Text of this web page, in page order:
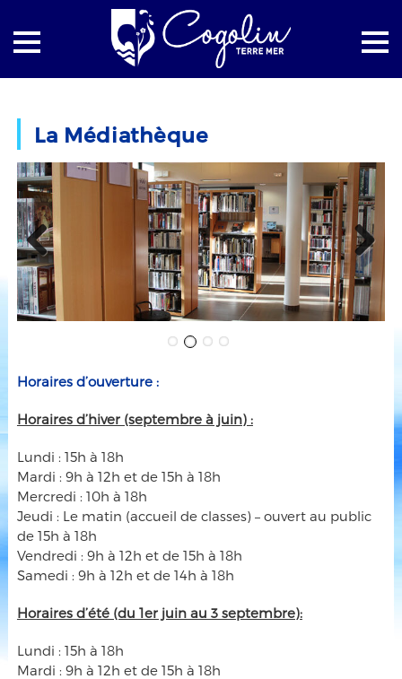
La Médiathèque
Previous Next
Horaires d’ouverture :
Horaires d’hiver (septembre à juin) :
Lundi : 15h à 18h
Mardi : 9h à 12h et de 15h à 18h
Mercredi : 10h à 18h
Jeudi : Le matin (accueil de classes) – ouvert au public
de 15h à 18h
Vendredi : 9h à 12h et de 15h à 18h
Samedi : 9h à 12h et de 14h à 18h
Horaires d’été (du 1er juin au 3 septembre):
Lundi : 15h à 18h
Mardi : 9h à 12h et de 15h à 18h